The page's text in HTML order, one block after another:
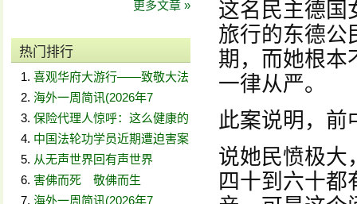
更多文章 »
热门排行
喜观华府大游行——致敬大法
海外一周简讯(2026年7
保险代理人惊呼：这么健康的
中国法轮功学员近期遭迫害案
从无声世界回有声世界
害佛而死 敬佛而生
海外一周简讯(2026年7
这名民主德国
旅行的东德公
期，而她根本
一律从严。
此案说明，前
说她民愤极大
四十到六十